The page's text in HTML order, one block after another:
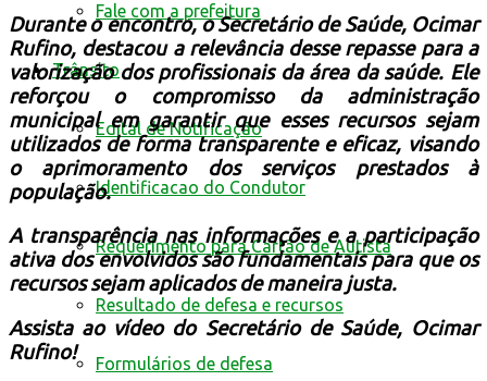
Fale com a prefeitura
Trânsito
Edital de Notificação
Identificacao do Condutor
Requerimento para Cartão de Autista
Resultado de defesa e recursos
Formulários de defesa
Durante o encontro, o Secretário de Saúde, Ocimar
Rufino, destacou a relevância desse repasse para a
valorização dos profissionais da área da saúde. Ele
reforçou o compromisso da administração
municipal em garantir que esses recursos sejam
utilizados de forma transparente e eficaz, visando
o aprimoramento dos serviços prestados à
população.
A transparência nas informações e a participação
ativa dos envolvidos são fundamentais para que os
recursos sejam aplicados de maneira justa.
Assista ao vídeo do Secretário de Saúde, Ocimar
Rufino!